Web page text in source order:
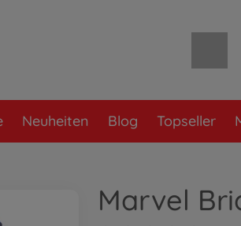
Neuheiten Blog Topseller
Marvel